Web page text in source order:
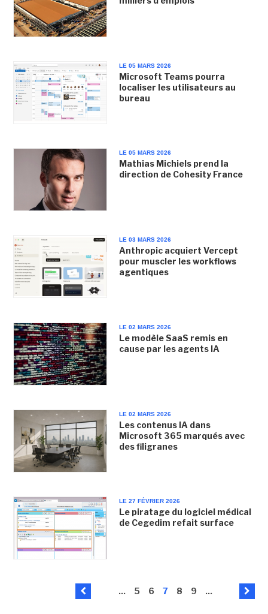
LE 05 MARS 2026
Microsoft Teams pourra
localiser les utilisateurs au
bureau
LE 05 MARS 2026
Mathias Michiels prend la
direction de Cohesity France
LE 03 MARS 2026
Anthropic acquiert Vercept
pour muscler les workflows
agentiques
LE 02 MARS 2026
Le modèle SaaS remis en
cause par les agents IA
LE 02 MARS 2026
Les contenus IA dans
Microsoft 365 marqués avec
des filigranes
LE 27 FÉVRIER 2026
Le piratage du logiciel médical
de Cegedim refait surface
... 5 6 7 8 9 ...